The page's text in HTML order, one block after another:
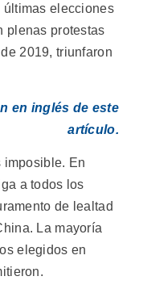
elecciones
plenas protestas
2019, triunfaron
en inglés de este
artículo.
imposible. En
a todos los
de lealtad
La mayoría
elegidos en